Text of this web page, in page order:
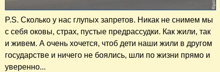
P.S. Сколько у нас глупых запретов. Никак не снимем мы
с себя оковы, страх, пустые предрассудки. Как жили, так
и живем. А очень хочется, чтоб дети наши жили в другом
государстве и ничего не боялись, шли по жизни прямо и
уверенно...